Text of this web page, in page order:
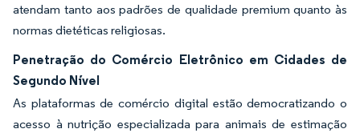
atendam tanto aos padrões de qualidade premium quanto às
normas dietéticas religiosas.
Penetração do Comércio Eletrônico em Cidades de
Segundo Nível
As plataformas de comércio digital estão democratizando o
acesso à nutrição especializada para animais de estimação